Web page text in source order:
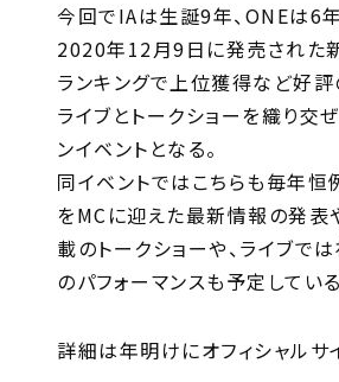
今回でIAは生誕9年、ONEは6
2020年12月9日に発売された
ランキングで上位獲得など好評
ライブとトークショーを織り交
ンイベントとなる。
同イベントではこちらも毎年恒
をMCに迎えた最新情報の発表
載のトークショーや、ライブで
のパフォーマンスも予定している
詳細は年明けにオフィシャルサ